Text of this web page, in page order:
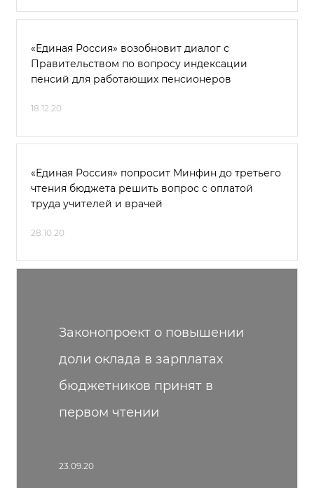
«Единая Россия» возобновит диалог с
Правительством по вопросу индексации
пенсий для работающих пенсионеров
18.12.20
«Единая Россия» попросит Минфин до третьего
чтения бюджета решить вопрос с оплатой
труда учителей и врачей
28.10.20
Законопроект о повышении
доли оклада в зарплатах
бюджетников принят в
первом чтении
23.09.20